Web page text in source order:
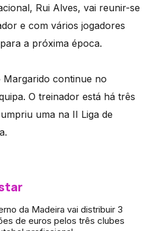
Rui Alves, vai reunir-se
e com vários jogadores
a próxima época.
continue no
O treinador está há três
uma na II Liga de
da Madeira vai distribuir 3
de euros pelos três clubes